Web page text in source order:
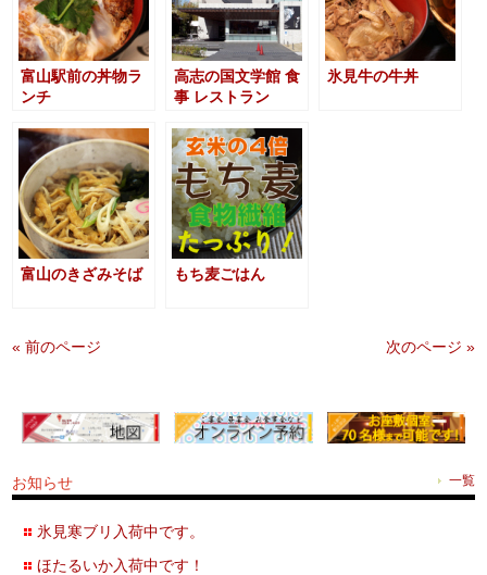
富山駅前の丼物ラ
ンチ
高志の国文学館 食
事 レストラン
氷見牛の牛丼
富山のきざみそば もち麦ごはん
« 前のページ 次のページ »
お知らせ 一覧
氷見寒ブリ入荷中です。
ほたるいか入荷中です！